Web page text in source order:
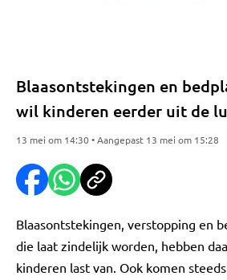
Blaasontstekingen en
wil kinderen eerder uit de
13 mei om 14:30 • Aangepast 13 mei om 15:28
Blaasontstekingen, verstopping en
die laat zindelijk worden, hebben
kinderen last van. Ook komen